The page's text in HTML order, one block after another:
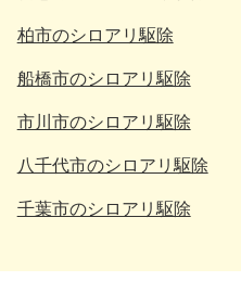
柏市のシロアリ駆除
船橋市のシロアリ駆除
市川市のシロアリ駆除
八千代市のシロアリ駆除
千葉市のシロアリ駆除